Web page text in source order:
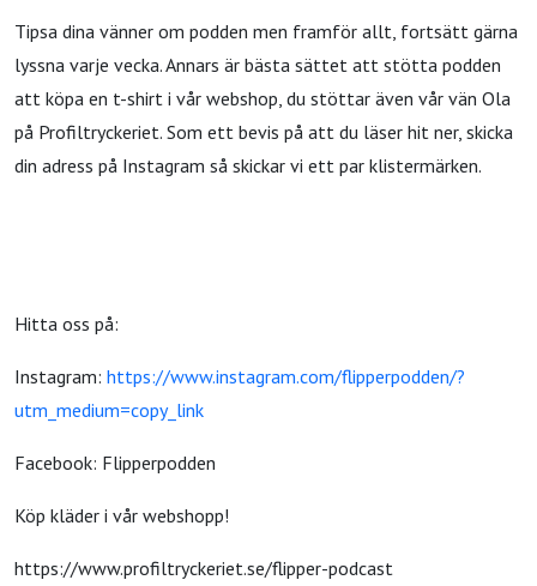
Tipsa dina vänner om podden men framför allt, fortsätt gärna
lyssna varje vecka. Annars är bästa sättet att stötta podden
att köpa en t-shirt i vår webshop, du stöttar även vår vän Ola
på Profiltryckeriet. Som ett bevis på att du läser hit ner, skicka
din adress på Instagram så skickar vi ett par klistermärken.
Hitta oss på:
Instagram: https://www.instagram.com/flipperpodden/?
utm_medium=copy_link
Facebook: Flipperpodden
Köp kläder i vår webshopp!
https://www.profiltryckeriet.se/flipper-podcast